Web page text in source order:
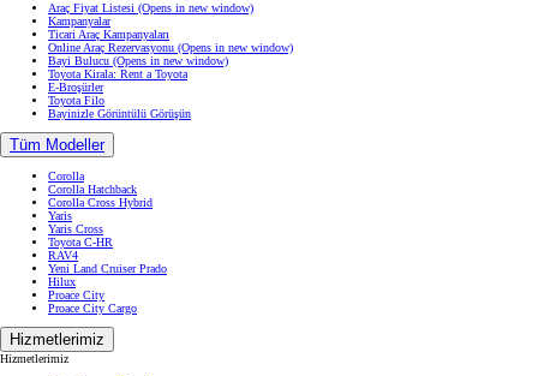
Araç Fiyat Listesi (Opens in new window)
Kampanyalar
Ticari Araç Kampanyaları
Online Araç Rezervasyonu (Opens in new window)
Bayi Bulucu (Opens in new window)
Toyota Kirala: Rent a Toyota
E-Broşürler
Toyota Filo
Bayinizle Görüntülü Görüşün
Tüm Modeller
Corolla
Corolla Hatchback
Corolla Cross Hybrid
Yaris
Yaris Cross
Toyota C-HR
RAV4
Yeni Land Cruiser Prado
Hilux
Proace City
Proace City Cargo
Hizmetlerimiz
Hizmetlerimiz